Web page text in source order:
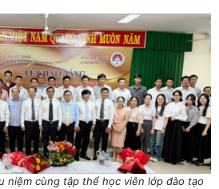
niệm cùng tập thể học viên lớp đào tạo